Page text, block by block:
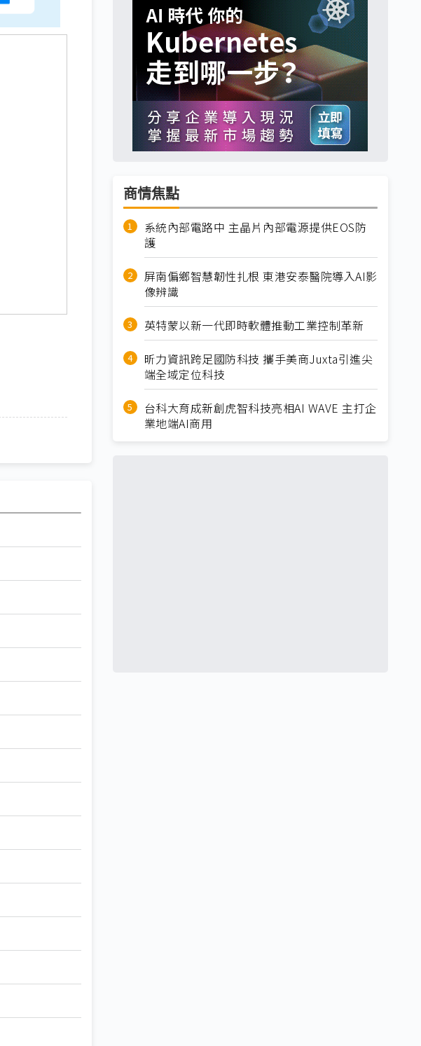
商情焦點
系統內部電路中 主晶片內部電源提供EOS防
護
屏南偏鄉智慧韌性扎根 東港安泰醫院導入AI影
像辨識
英特蒙以新一代即時軟體推動工業控制革新
昕力資訊跨足國防科技 攜手美商Juxta引進尖
端全域定位科技
台科大育成新創虎智科技亮相AI WAVE 主打企
業地端AI商用